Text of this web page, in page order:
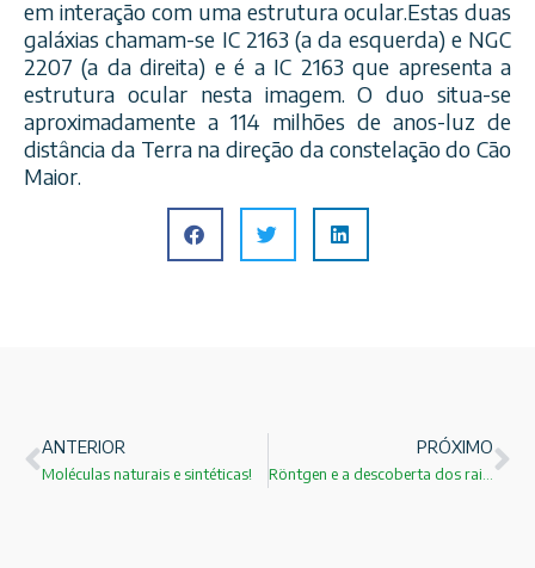
em interação com uma estrutura ocular.Estas duas
galáxias chamam-se IC 2163 (a da esquerda) e NGC
2207 (a da direita) e é a IC 2163 que apresenta a
estrutura ocular nesta imagem. O duo situa-se
aproximadamente a 114 milhões de anos-luz de
distância da Terra na direção da constelação do Cão
Maior.
ANTERIOR
Moléculas naturais e sintéticas!
PRÓXIMO